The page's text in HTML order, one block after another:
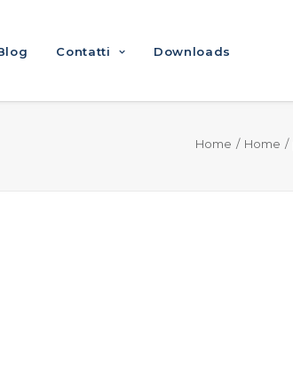
Contatti Downloads
Home Home